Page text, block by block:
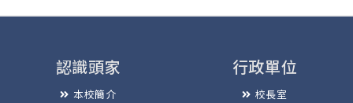
認識頭家
本校簡介
行政單位
校長室